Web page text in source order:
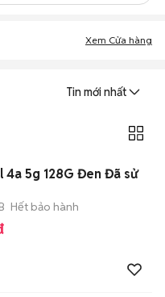
Xem Cửa hàng
Tin mới nhất
5g 128G Đen Đã sử
Hết bảo hành